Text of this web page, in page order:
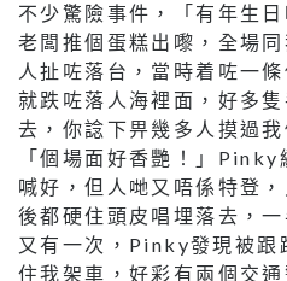
不少驚險事件，「有年生
老闆推個蛋糕出嚟，全場
人扯咗落台，當時着咗一
就跌咗落人海裡面，好多
去，你諗下畀幾多人摸過我
「個場面好香艷！」
喊好，但人哋又唔係特登
後都硬住頭皮唱埋落去，一
又有一次，Pinky發現被跟
住我架車，好彩有兩個交